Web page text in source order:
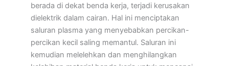
berada di dekat benda kerja, terjadi kerusakan
dielektrik dalam cairan. Hal ini menciptakan
saluran plasma yang menyebabkan percikan-
percikan kecil saling memantul. Saluran ini
kemudian melelehkan dan menghilangkan